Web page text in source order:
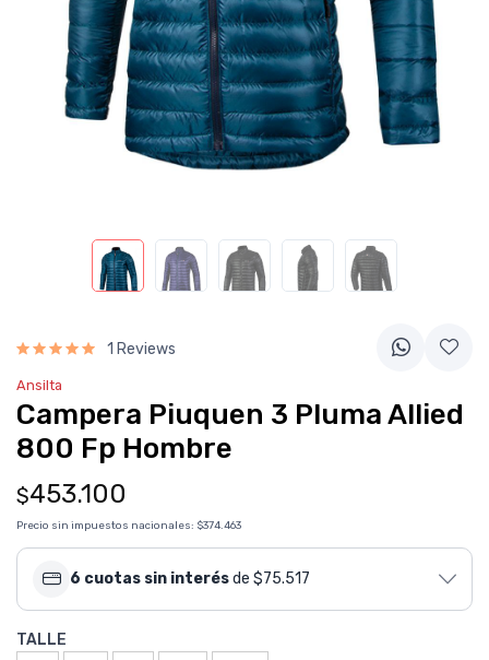
1 Reviews
Ansilta
Campera Piuquen 3 Pluma Allied
800 Fp Hombre
$453.100
Precio sin impuestos nacionales: $374.463
6 cuotas sin interésde $75.517
TALLE